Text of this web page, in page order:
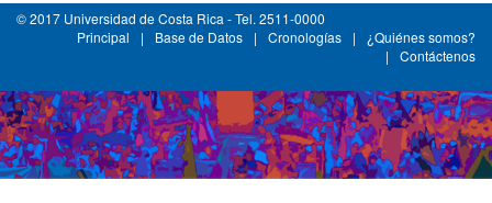
© 2017 Universidad de Costa Rica - Tel. 2511-0000
Principal
| Base de Datos | Cronologías |
¿Quiénes somos?
|
Contáctenos